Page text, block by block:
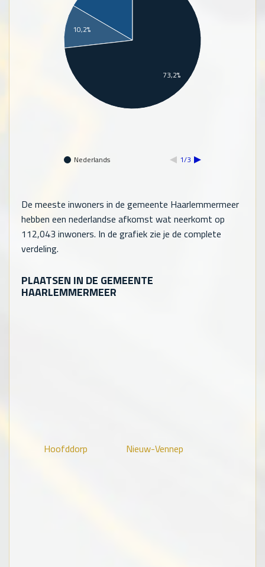
Nederlands 1/3
10,2%
73,2%
De meeste inwoners in de gemeente Haarlemmermeer
hebben een nederlandse afkomst wat neerkomt op
112,043 inwoners. In de grafiek zie je de complete
verdeling.
PLAATSEN IN DE GEMEENTE
HAARLEMMERMEER
Hoofddorp Nieuw-Vennep